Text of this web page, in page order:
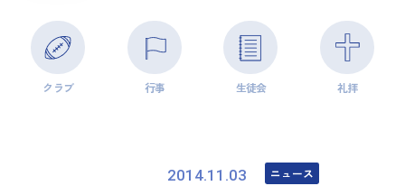
クラブ 行事 生徒会 礼拝
2014.11.03 ニュース